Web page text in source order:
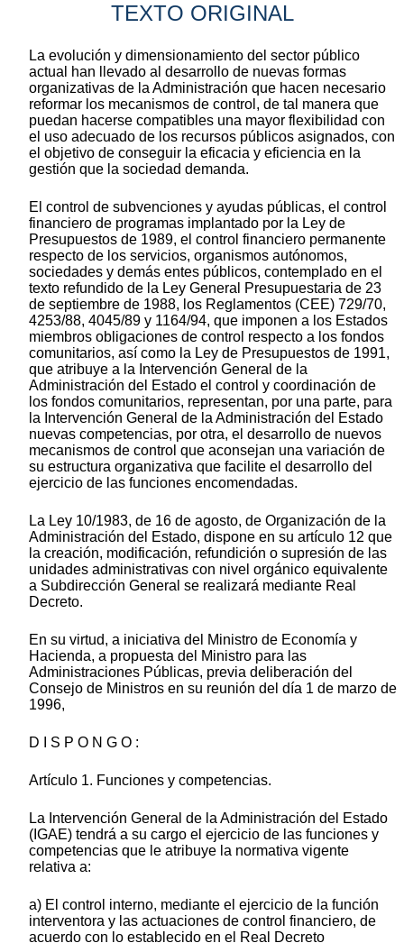
TEXTO ORIGINAL
La evolución y dimensionamiento del sector público
actual han llevado al desarrollo de nuevas formas
organizativas de la Administración que hacen necesario
reformar los mecanismos de control, de tal manera que
puedan hacerse compatibles una mayor flexibilidad con
el uso adecuado de los recursos públicos asignados, con
el objetivo de conseguir la eficacia y eficiencia en la
gestión que la sociedad demanda.
El control de subvenciones y ayudas públicas, el control
financiero de programas implantado por la Ley de
Presupuestos de 1989, el control financiero permanente
respecto de los servicios, organismos autónomos,
sociedades y demás entes públicos, contemplado en el
texto refundido de la Ley General Presupuestaria de 23
de septiembre de 1988, los Reglamentos (CEE) 729/70,
4253/88, 4045/89 y 1164/94, que imponen a los Estados
miembros obligaciones de control respecto a los fondos
comunitarios, así como la Ley de Presupuestos de 1991,
que atribuye a la Intervención General de la
Administración del Estado el control y coordinación de
los fondos comunitarios, representan, por una parte, para
la Intervención General de la Administración del Estado
nuevas competencias, por otra, el desarrollo de nuevos
mecanismos de control que aconsejan una variación de
su estructura organizativa que facilite el desarrollo del
ejercicio de las funciones encomendadas.
La Ley 10/1983, de 16 de agosto, de Organización de la
Administración del Estado, dispone en su artículo 12 que
la creación, modificación, refundición o supresión de las
unidades administrativas con nivel orgánico equivalente
a Subdirección General se realizará mediante Real
Decreto.
En su virtud, a iniciativa del Ministro de Economía y
Hacienda, a propuesta del Ministro para las
Administraciones Públicas, previa deliberación del
Consejo de Ministros en su reunión del día 1 de marzo de
1996,
D I S P O N G O :
Artículo 1. Funciones y competencias.
La Intervención General de la Administración del Estado
(IGAE) tendrá a su cargo el ejercicio de las funciones y
competencias que le atribuye la normativa vigente
relativa a:
a) El control interno, mediante el ejercicio de la función
interventora y las actuaciones de control financiero, de
acuerdo con lo establecido en el Real Decreto